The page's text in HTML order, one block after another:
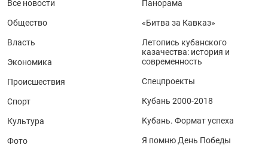
Все новости
Общество
Власть
Экономика
Происшествия
Спорт
Культура
Фото
Панорама
«Битва за Кавказ»
Летопись кубанского
казачества: история и
современность
Спецпроекты
Кубань 2000-2018
Кубань. Формат успеха
Я помню День Победы